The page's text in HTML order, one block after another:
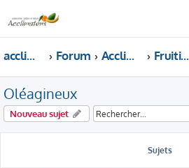
acclimatons.com Forum Acclimatons les fruitiers ! Fruitiers
Oléagineux
Nouveau sujet
Sujets